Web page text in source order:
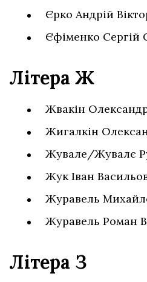
Єрко Андрій
Єфіменко Сергій
Літера Ж
Жвакін
Жигалкін
Жувале/Жувалє
Жук Іван
Журавель
Журавель Роман
Літера З